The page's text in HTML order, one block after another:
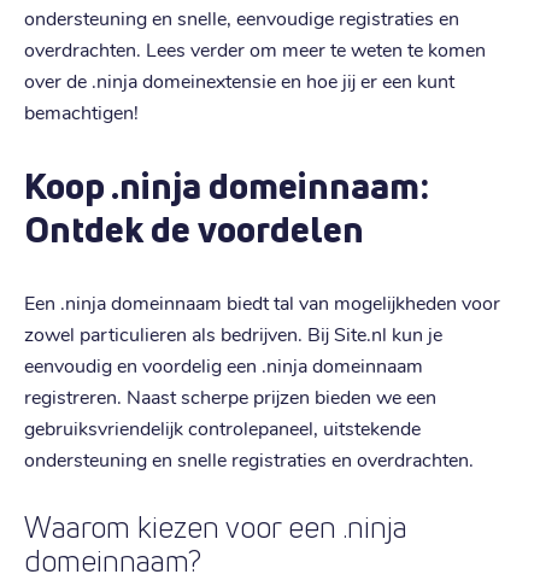
ondersteuning en snelle, eenvoudige registraties en
overdrachten. Lees verder om meer te weten te komen
over de .ninja domeinextensie en hoe jij er een kunt
bemachtigen!
Koop .ninja domeinnaam:
Ontdek de voordelen
Een .ninja domeinnaam biedt tal van mogelijkheden voor
zowel particulieren als bedrijven. Bij Site.nl kun je
eenvoudig en voordelig een .ninja domeinnaam
registreren. Naast scherpe prijzen bieden we een
gebruiksvriendelijk controlepaneel, uitstekende
ondersteuning en snelle registraties en overdrachten.
Waarom kiezen voor een .ninja
domeinnaam?